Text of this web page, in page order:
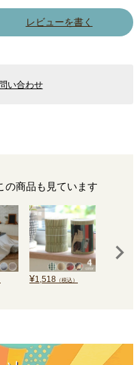
レビューを書く
い合わせ
の商品も見ています
¥1,518 （税込）